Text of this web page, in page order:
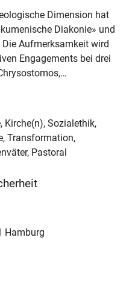
Dimension hat
Diakonie» und
Aufmerksamkeit wird
Engagements bei drei
Kirche(n), Sozialethik,
Transformation,
Pastoral
Hamburg